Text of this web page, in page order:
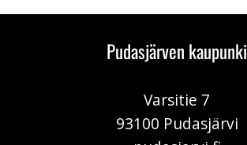
Pudasjärven kaupunki
Varsitie 7
93100 Pudasjärvi